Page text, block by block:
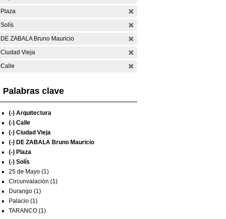
Plaza
Solís
DE ZABALA Bruno Mauricio
Ciudad Vieja
Calle
Palabras clave
(-) Arquitectura
(-) Calle
(-) Ciudad Vieja
(-) DE ZABALA Bruno Mauricio
(-) Plaza
(-) Solís
25 de Mayo (1)
Circunvalación (1)
Durango (1)
Palacio (1)
TARANCO (1)